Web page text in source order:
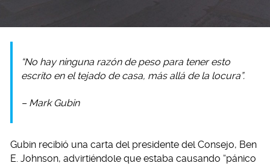
“No hay ninguna razón de peso para tener esto
escrito en el tejado de casa, más allá de la locura”.
– Mark Gubin
Gubin recibió una carta del presidente del Consejo, Ben
E. Johnson, advirtiéndole que estaba causando “pánico